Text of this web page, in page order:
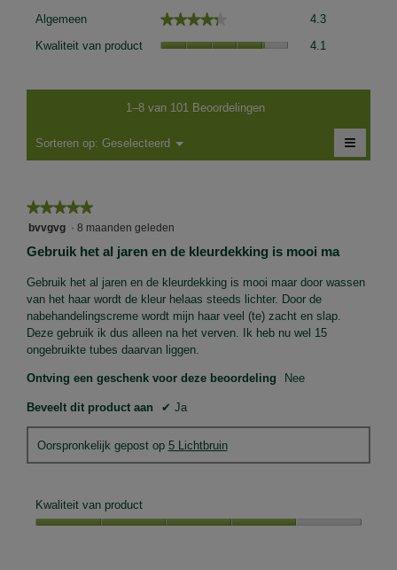
Algemeen ★★★★★
★★★★★ 4.3
van
Kwaliteit van product 4.1
gemiddelde
van
Sorteren op: Geselecteerd ▼
Menu ≡
Als
inhoud
★★★★★
★★★★★
5
5
bvvgvg · 8 maanden geleden
Gebruik het al jaren en de kleurdekking is mooi ma
Gebruik het al jaren en de kleurdekking is mooi maar door wassen
van het haar wordt de kleur helaas steeds lichter. Door de
nabehandelingscreme wordt mijn haar veel (te) zacht en slap.
Deze gebruik ik dus alleen na het verven. Ik heb nu wel 15
ongebruikte tubes daarvan liggen.
Ontving een geschenk voor deze beoordeling Nee
Beveelt dit product aan ✔ Ja
Oorspronkelijk gepost op 5 Lichtbruin
Kwaliteit van product